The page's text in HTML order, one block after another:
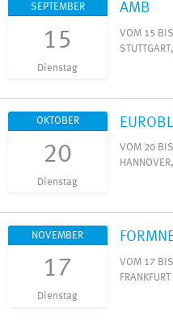
SEPTEMBER
15
Dienstag
AMB
VOM 15
OKTOBER
20
Dienstag
VOM 20
NOVEMBER
17
Dienstag
VOM 17